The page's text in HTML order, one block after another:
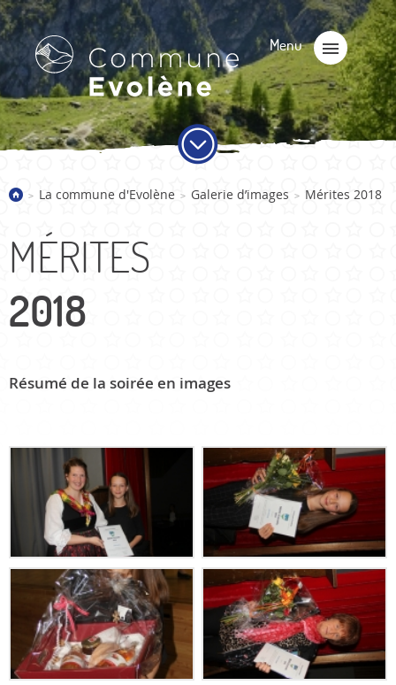
> La commune d'Evolène > Galerie d’images > Mérites 2018
MÉRITES
2018
Résumé de la soirée en images